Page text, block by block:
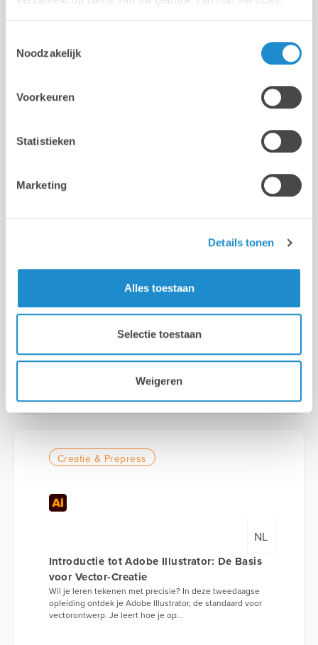
Noodzakelijk
Voorkeuren
Statistieken
Marketing
Details tonen
Alles toestaan
Selectie toestaan
Weigeren
Woensdag 26 Augustus 2026
Mobiel met Adobe CC: Je Creatieve Studio
wilt. Met de Adobe Mobile Apps...
Maandag 31 Augustus 2026
Creatie & Prepress
NL
Introductie tot Adobe Illustrator: De Basis
voor Vector-Creatie
Wil je leren tekenen met precisie? In deze tweedaagse
opleiding ontdek je Adobe Illustrator, de standaard voor
vectorontwerp. Je leert hoe je op...